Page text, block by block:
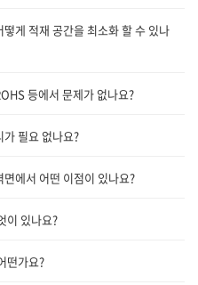
게 적재 공간을 최소화 할 수 있나
등에서 문제가 없나요?
필요 없나요?
에서 어떤 이점이 있나요?
이 있나요?
떤가요?